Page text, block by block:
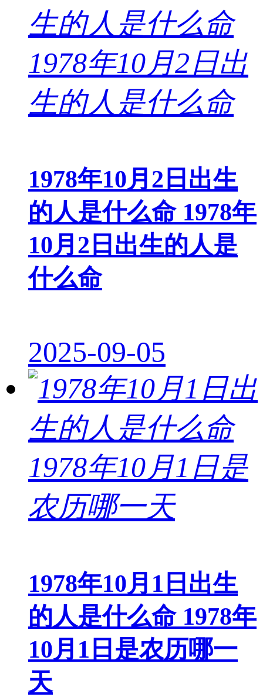
1978年10月2日出生
的人是什么命 1978年
10月2日出生的人是
什么命
2025-09-05
1978年10月1日出生
的人是什么命 1978年
10月1日是农历哪一
天